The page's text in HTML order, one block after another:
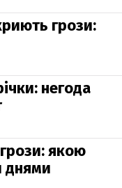
грози:
негода
грози: якою
днями